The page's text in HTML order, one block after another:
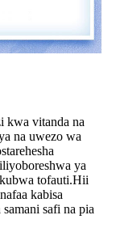
kwa vitanda na
na uwezo wa
ya
tofauti.Hii
kabisa
safi na pia